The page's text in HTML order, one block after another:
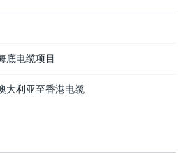
底电缆项目
大利亚至香港电缆